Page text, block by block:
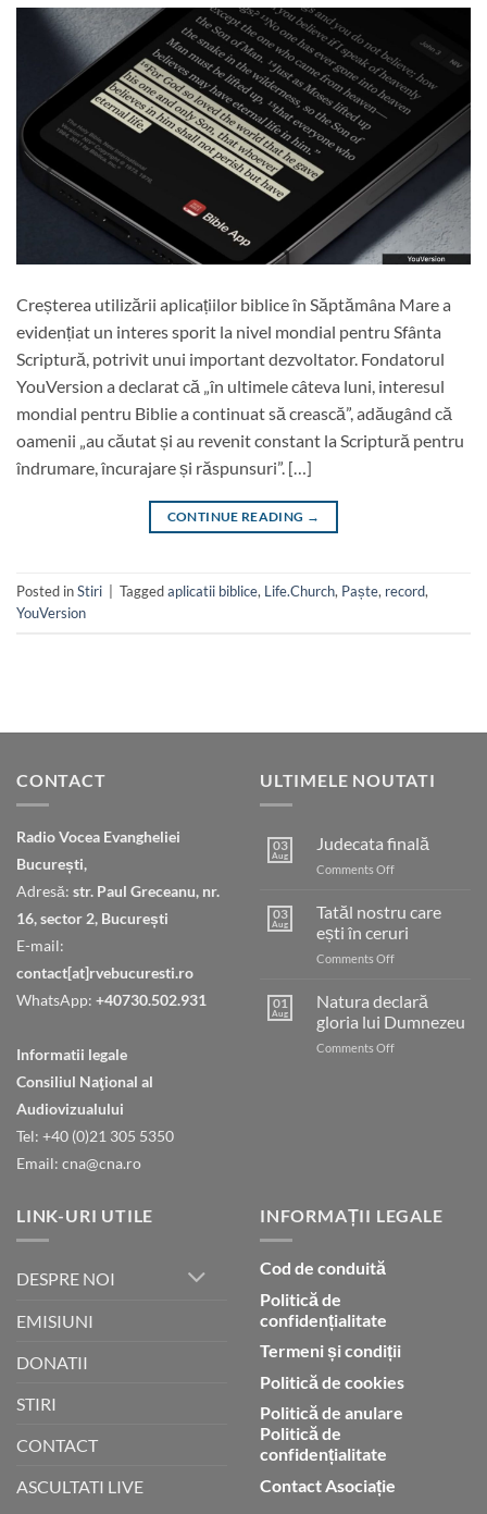
Creșterea utilizării aplicațiilor biblice în Săptămâna Mare a
evidențiat un interes sporit la nivel mondial pentru Sfânta
Scriptură, potrivit unui important dezvoltator. Fondatorul
YouVersion a declarat că „în ultimele câteva luni, interesul
mondial pentru Biblie a continuat să crească”, adăugând că
oamenii „au căutat și au revenit constant la Scriptură pentru
îndrumare, încurajare și răspunsuri”. […]
CONTINUE READING →
Posted inStiri Taggedaplicatii biblice, Life.Church, Paște, record,
YouVersion
CONTACT
Radio Vocea Evangheliei
București,
Adresă: str. Paul Greceanu, nr.
16, sector 2, București
E-mail:
contact[at]rvebucuresti.ro
WhatsApp: +40730.502.931
Informatii legale
Consiliul Naţional al
Audiovizualului
Tel: +40 (0)21 305 5350
Email: cna@cna.ro
ULTIMELE NOUTATI
03
Aug
Judecata finală
Comments Offon
03
Aug
Tatăl nostru care
ești în ceruri
Comments Offon
nostru
care
ești
în
01
Aug
Natura declară
gloria lui Dumnezeu
Comments Offon
LINK-URI UTILE
DESPRE NOI
EMISIUNI
DONATII
STIRI
CONTACT
ASCULTATI LIVE
INFORMAȚII LEGALE
Cod de conduită
Politică de
confidențialitate
Termeni și condiții
Politică de cookies
Politică de anulare
Politică de
confidențialitate
Contact Asociație